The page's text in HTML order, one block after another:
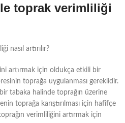
toprak verimliliği
nasıl artırılır?
artırmak için oldukça etkili bir
toprağa uygulanması gereklidir.
tabaka halinde toprağın üzerine
toprağa karıştırılması için hafifçe
verimliliğini artırmak için